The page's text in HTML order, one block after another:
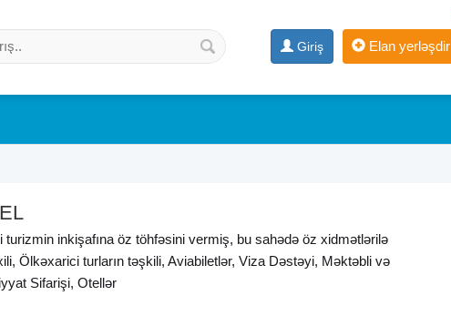
Giriş Elan yerləşdir
inkişafına öz töhfəsini vermiş, bu sahədə öz xidmətlərilə
Ölkəxarici turların təşkili, Aviabiletlər, Viza Dəstəyi, Məktəbli və
Sifarişi, Otellər